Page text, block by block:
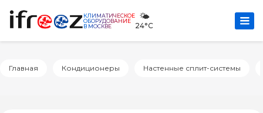
КЛИМАТИЧЕСКОЕ
ОБОРУДОВАНИЕ
В МОСКВЕ
🌤️
24°C
Главная Кондиционеры Настенные сплит-системы